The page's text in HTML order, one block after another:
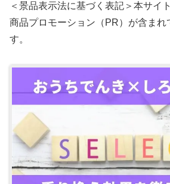
＜景品表示法に基づく表記＞本サイ
商品プロモーション（PR）が含まれ
す。